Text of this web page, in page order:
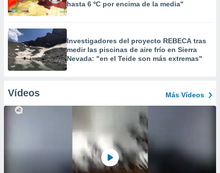
hasta 6 ºC por encima de la media"
Investigadores del proyecto REBECA tras
medir las piscinas de aire frío en Sierra
Nevada: "en el Teide son más extremas"
Vídeos Más Vídeos